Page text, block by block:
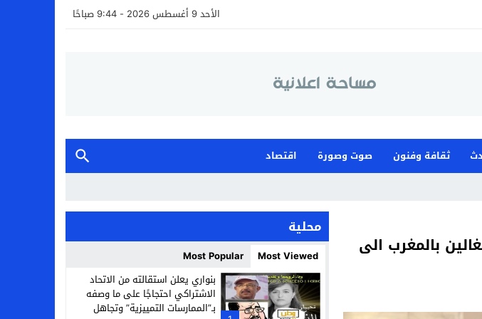
الأحد 9 أغسطس 2026 - 9:44 صباحًا
ثقافة وفنون صوت وصورة
اقتصاد
بالمغرب الى
محلية
Most Viewed
Most Popular
بنواري يعلن استقالته من الاتحاد
الاشتراكي احتجاجًا على ما وصفه
بـ”الممارسات التمييزية” وتجاهل